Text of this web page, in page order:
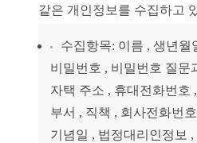
같은 개인정보를 수집하고
수집항목: 이름 , 생년월
비밀번호 , 비밀번호 질문
자택 주소 , 휴대전화번호
부서 , 직책 , 회사전화번
기념일 , 법정대리인정보